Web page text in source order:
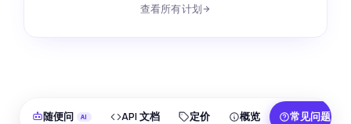
查看所有计划
随便问 API 文档 定价 概览 常见问题